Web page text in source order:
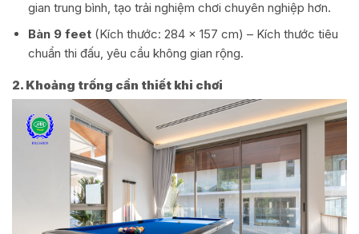
gian trung bình, tạo trải nghiệm chơi chuyên nghiệp hơn.
Bàn 9 feet(Kích thước: 284 x 157 cm) – Kích thước tiêu
chuẩn thi đấu, yêu cầu không gian rộng.
2. Khoảng trống cần thiết khi chơi